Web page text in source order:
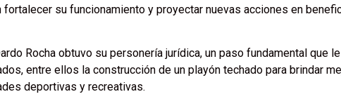
su funcionamiento y proyectar nuevas acciones en
Rocha obtuvo su personería jurídica, un paso fundamental que
entre ellos la construcción de un playón techado para brindar
deportivas y recreativas.